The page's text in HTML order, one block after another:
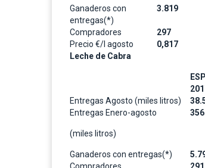
Ganaderos con
entregas(*)
3.819
Compradores 297
Precio €/l agosto
0,817
Leche de Cabra
Entregas Agosto (miles litros)
Entregas Enero-agosto
(miles litros)
Ganaderos con entregas(*)